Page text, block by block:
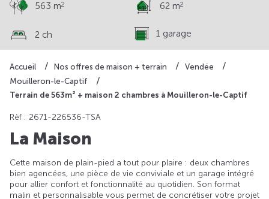
Accueil Nos offres de maison + terrain
Vendée
Mouilleron-le-Captif
Terrain de 563m² + maison 2 chambres à Mouilleron-le-Captif
563 m2 62 m2
2 ch 1 garage
Rèf : 2671-226536-TSA
La Maison
Cette maison de plain-pied a tout pour plaire : deux chambres
bien agencées, une pièce de vie conviviale et un garage intégré
pour allier confort et fonctionnalité au quotidien. Son format
malin et personnalisable vous permet de concrétiser votre projet